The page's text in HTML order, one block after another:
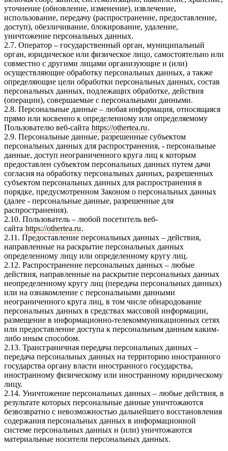
уточнение (обновление, изменение), извлечение,
использование, передачу (распространение, предоставление,
доступ), обезличивание, блокирование, удаление,
уничтожение персональных данных.
2.7. Оператор – государственный орган, муниципальный
орган, юридическое или физическое лицо, самостоятельно или
совместно с другими лицами организующие и (или)
осуществляющие обработку персональных данных, а также
определяющие цели обработки персональных данных, состав
персональных данных, подлежащих обработке, действия
(операции), совершаемые с персональными данными.
2.8. Персональные данные – любая информация, относящаяся
прямо или косвенно к определенному или определяемому
Пользователю веб-сайта https://othertea.ru.
2.9. Персональные данные, разрешенные субъектом
персональных данных для распространения, - персональные
данные, доступ неограниченного круга лиц к которым
предоставлен субъектом персональных данных путем дачи
согласия на обработку персональных данных, разрешенных
субъектом персональных данных для распространения в
порядке, предусмотренном Законом о персональных данных
(далее - персональные данные, разрешенные для
распространения).
2.10. Пользователь – любой посетитель веб-
сайта https://othertea.ru.
2.11. Предоставление персональных данных – действия,
направленные на раскрытие персональных данных
определенному лицу или определенному кругу лиц.
2.12. Распространение персональных данных – любые
действия, направленные на раскрытие персональных данных
неопределенному кругу лиц (передача персональных данных)
или на ознакомление с персональными данными
неограниченного круга лиц, в том числе обнародование
персональных данных в средствах массовой информации,
размещение в информационно-телекоммуникационных сетях
или предоставление доступа к персональным данным каким-
либо иным способом.
2.13. Трансграничная передача персональных данных –
передача персональных данных на территорию иностранного
государства органу власти иностранного государства,
иностранному физическому или иностранному юридическому
лицу.
2.14. Уничтожение персональных данных – любые действия, в
результате которых персональные данные уничтожаются
безвозвратно с невозможностью дальнейшего восстановления
содержания персональных данных в информационной
системе персональных данных и (или) уничтожаются
материальные носители персональных данных.